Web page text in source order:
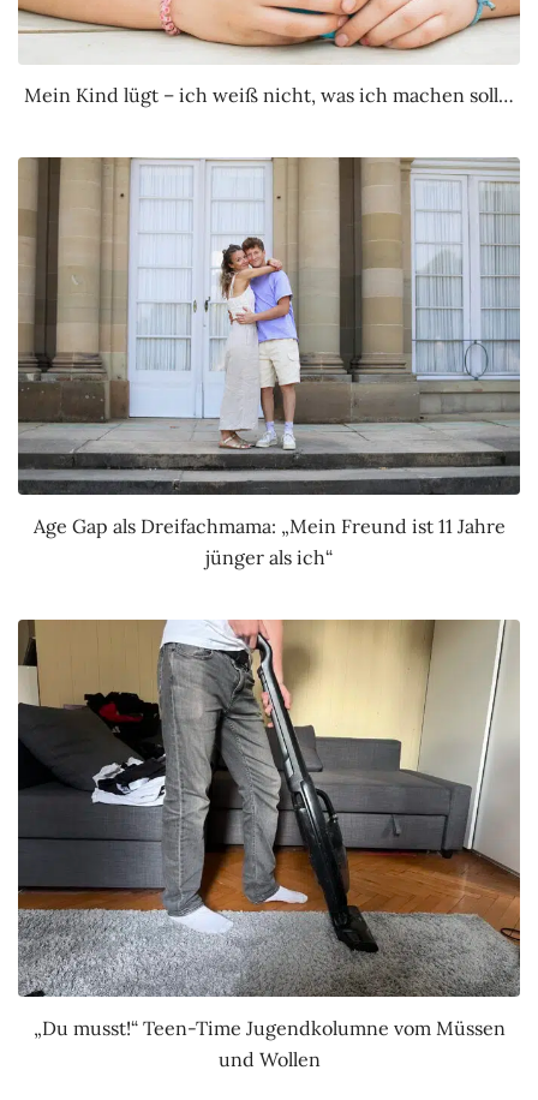
Mein Kind lügt – ich weiß nicht, was ich machen soll…
Age Gap als Dreifachmama: „Mein Freund ist 11 Jahre
jünger als ich“
„Du musst!“ Teen-Time Jugendkolumne vom Müssen
und Wollen